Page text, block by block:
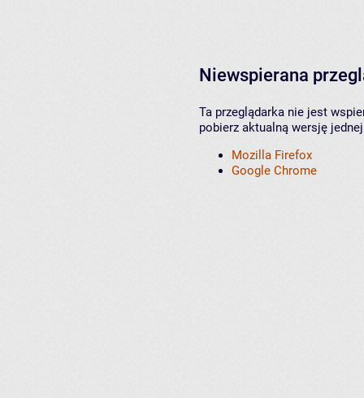
Niewspierana
Ta przeglądarka nie jest
pobierz aktualną wersję
Mozilla Firefox
Google Chrome